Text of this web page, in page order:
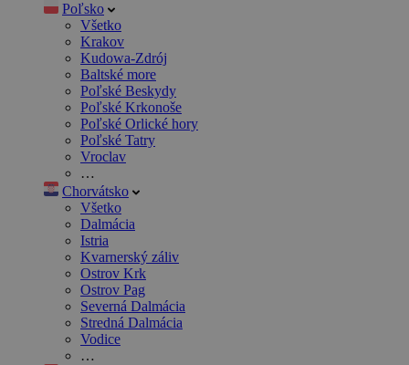
Poľsko
Všetko
Krakov
Kudowa-Zdrój
Baltské more
Poľské Beskydy
Poľské Krkonoše
Poľské Orlické hory
Poľské Tatry
Vroclav
…
Chorvátsko
Všetko
Dalmácia
Istria
Kvarnerský záliv
Ostrov Krk
Ostrov Pag
Severná Dalmácia
Stredná Dalmácia
Vodice
…